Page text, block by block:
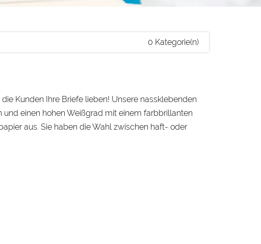
0 Kategorie(n)
Kunden Ihre Briefe lieben! Unsere nassklebenden
einen hohen Weißgrad mit einem farbbrillanten
aus. Sie haben die Wahl zwischen haft- oder